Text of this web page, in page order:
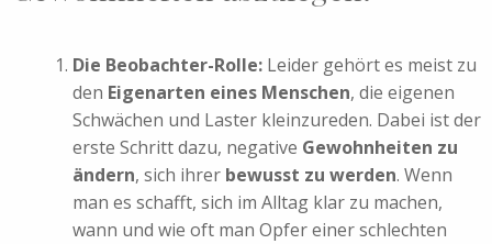
Die Beobachter-Rolle: Leider gehört es meist zu
den Eigenarten eines Menschen, die eigenen
Schwächen und Laster kleinzureden. Dabei ist der
erste Schritt dazu, negative Gewohnheiten zu
ändern, sich ihrer bewusst zu werden. Wenn
man es schafft, sich im Alltag klar zu machen,
wann und wie oft man Opfer einer schlechten